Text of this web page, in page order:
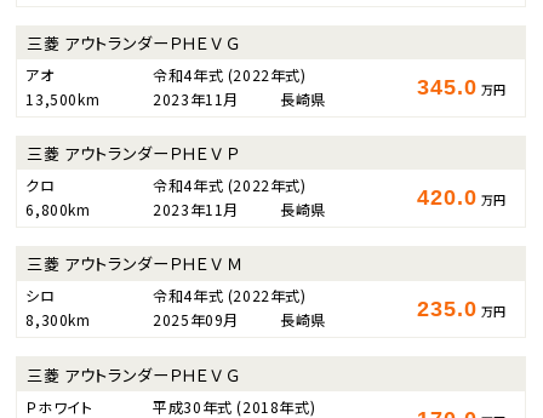
三菱 アウトランダーＰＨＥＶ Ｇ
アオ 令和4年式 (2022年式)
13,500km
2023年11月 長崎県 345.0 万円
三菱 アウトランダーＰＨＥＶ Ｐ
クロ 令和4年式 (2022年式)
6,800km
2023年11月 長崎県 420.0 万円
三菱 アウトランダーＰＨＥＶ Ｍ
シロ 令和4年式 (2022年式)
8,300km
2025年09月 長崎県 235.0 万円
三菱 アウトランダーＰＨＥＶ Ｇ
Ｐホワイト 平成30年式(2018年式)